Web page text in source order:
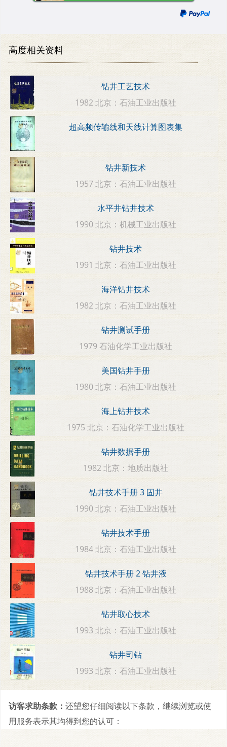
高度相关资料
钻井工艺技术
1982 北京：石油工业出版社
超高频传输线和天线计算图表集
钻井新技术
1957 北京：石油工业出版社
水平井钻井技术
1990 北京：机械工业出版社
钻井技术
1991 北京：石油工业出版社
海洋钻井技术
1982 北京：石油工业出版社
钻井测试手册
1979 石油化学工业出版社
美国钻井手册
1980 北京：石油工业出版社
海上钻井技术
1975 北京：石油化学工业出版社
钻井数据手册
1982 北京：地质出版社
钻井技术手册 3 固井
1990 北京：石油工业出版社
钻井技术手册
1984 北京：石油工业出版社
钻井技术手册 2 钻井液
1988 北京：石油工业出版社
钻井取心技术
1993 北京：石油工业出版社
钻井司钻
1993 北京：石油工业出版社
访客求助条款： 还望您仔细阅读以下条款，继续浏览或使
用服务表示其均得到您的认可：